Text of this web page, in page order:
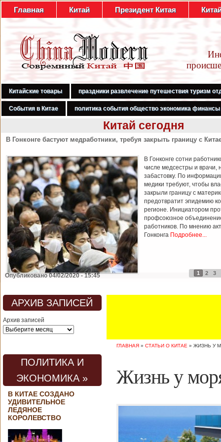
Главная Китай Президент Китая
Китайские товары праздники развлечение путешествия туризм
События в Китае политика события общество экономика финансы
Китай сегодня
В Гонконге бастуют медработники, требуя закрыть границу с
В Гонконге сотни
числе медсестры и врачи,
забастовку. По
медики требуют, чтобы
закрыли границу с
предотвратит эпидемию
регионе. Инициатором
профсоюзное
работников. По мнению
Гонконга Подробнее...
Опубликовано 04/02/2020 - 15:45 1 2 3
АРХИВ ЗАПИСЕЙ
Архив записей
ПОЛИТИКА И
ЭКОНОМИКА »
В КИТАЕ СОЗДАНО
УДИВИТЕЛЬНОЕ
ЛЕДЯНОЕ
КОРОЛЕВСТВО
ГЛАВНАЯ » СТАТЬИ О КИТАЕ » ЖИЗНЬ У
Жизнь у